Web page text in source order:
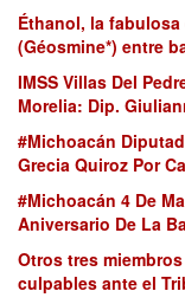
Éthanol, la
(Géosmine*) entre
IMSS Villas Del
Morelia: Dip.
#Michoacán
Grecia Quiroz Por
#Michoacán 4 De
Aniversario De La
Otros tres
culpables ante el